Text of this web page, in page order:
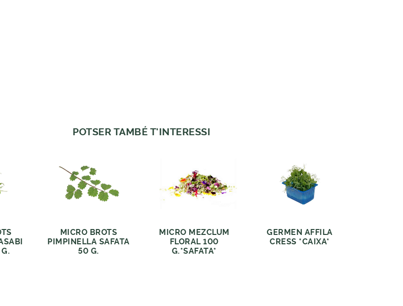
POTSER TAMBÉ T'INTERESSI
MICRO BROTS
PIMPINELLA SAFATA
50 G.
MICRO MEZCLUM
FLORAL 100
G.*SAFATA*
GERMEN AFFILA
CRESS *CAIXA*